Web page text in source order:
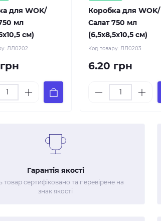
для WOK/
мл
см)
ЛЛ0202
Коробка для WOK/
Салат 750 мл
(6,5х8,5х10,5 см)
Код товару:ЛЛ0203
6.20 грн
Гарантія якості
товар сертифіковано та перевірене на
знак якості